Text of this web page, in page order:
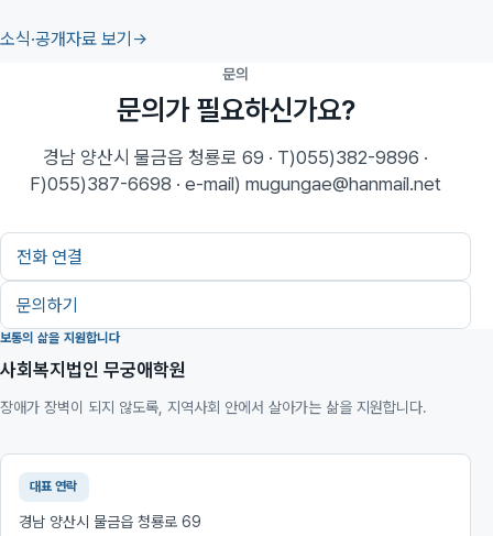
소식·공개자료 보기
문의
문의가 필요하신가요?
경남 양산시 물금읍 청룡로 69 · T)055)382-9896 ·
F)055)387-6698 · e-mail) mugungae@hanmail.net
전화 연결
문의하기
보통의 삶을 지원합니다
사회복지법인 무궁애학원
장애가 장벽이 되지 않도록, 지역사회 안에서 살아가는 삶을 지원합니다.
대표 연락
경남 양산시 물금읍 청룡로 69